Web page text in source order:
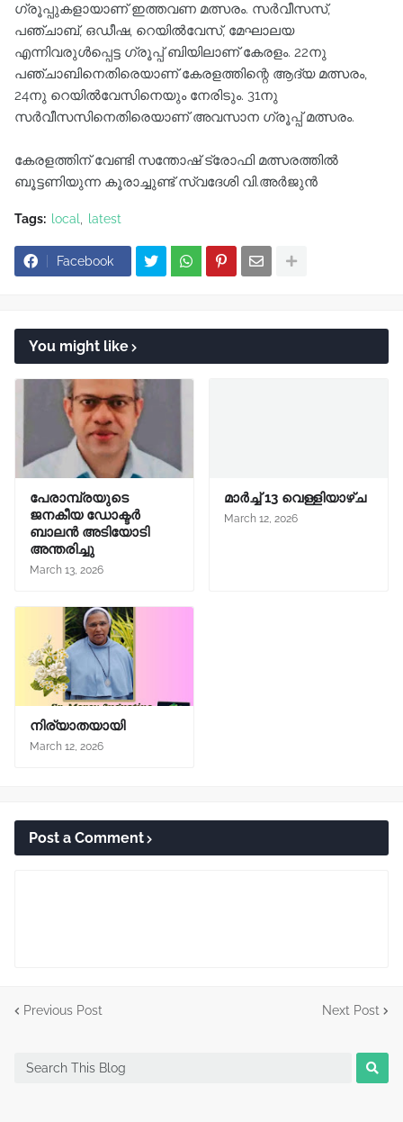
ഗ്രൂപ്പുകളായാണ് ഇത്തവണ മത്സരം. സർവീസസ്,
പഞ്ചാബ്, ഒഡീഷ, റെയിൽവേസ്, മേഘാലയ
എന്നിവരുൾപ്പെട്ട ഗ്രൂപ്പ് ബിയിലാണ് കേരളം. 22നു
പഞ്ചാബിനെതിരെയാണ് കേരളത്തിന്റെ ആദ്യ മത്സരം,
24നു റെയിൽവേസിനെയും നേരിടും. 31നു
സർവീസസിനെതിരെയാണ് അവസാന ഗ്രൂപ്പ് മത്സരം.
കേരളത്തിന് വേണ്ടി സന്തോഷ്‌ ട്രോഫി മത്സരത്തിൽ
ബൂട്ടണിയുന്ന കൂരാച്ചുണ്ട് സ്വദേശി വി.അർജുൻ
Tags: local latest
Facebook
You might like
പേരാമ്പ്രയുടെ
ജനകീയ ഡോക്ടർ
ബാലൻ അടിയോടി
അന്തരിച്ചു
March 13, 2026
മാർച്ച്‌ 13 വെള്ളിയാഴ്ച
March 12, 2026
നിര്യാതയായി
March 12, 2026
Post a Comment
Previous Post Next Post